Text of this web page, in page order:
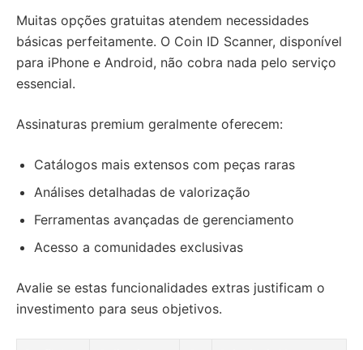
Muitas opções gratuitas atendem necessidades
básicas perfeitamente. O Coin ID Scanner, disponível
para iPhone e Android, não cobra nada pelo serviço
essencial.
Assinaturas premium geralmente oferecem:
Catálogos mais extensos com peças raras
Análises detalhadas de valorização
Ferramentas avançadas de gerenciamento
Acesso a comunidades exclusivas
Avalie se estas funcionalidades extras justificam o
investimento para seus objetivos.